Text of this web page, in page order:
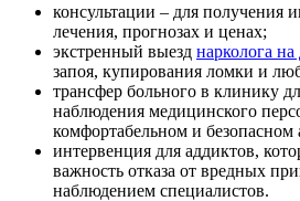
консультации – для получения
лечения, прогнозах и ценах;
экстренный выезд нарколога
запоя, купирования ломки и
трансфер больного в клинику
наблюдения медицинского
комфортабельном и безопасном
интервенция для аддиктов,
важность отказа от вредных
наблюдением специалистов.